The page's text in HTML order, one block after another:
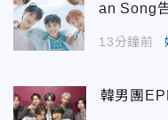
an Song
13分鐘前
韓男團